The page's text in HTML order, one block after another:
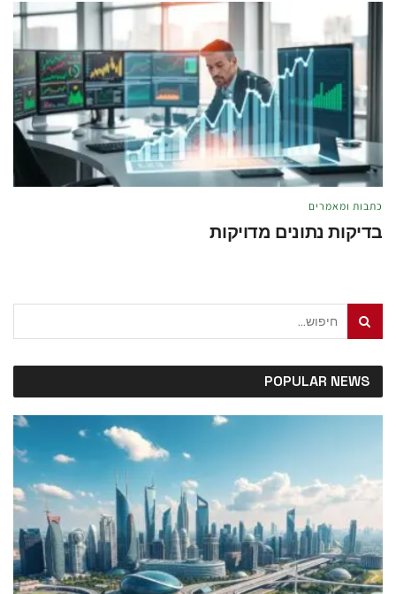
כתבות ומאמרים
בדיקות נתונים מדויקות
POPULAR NEWS